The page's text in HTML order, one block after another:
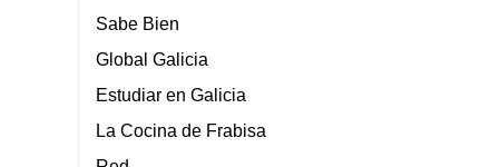
Sabe Bien
Global Galicia
Estudiar en Galicia
La Cocina de Frabisa